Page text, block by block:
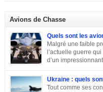
Avions de Chasse
Quels sont les
Malgré une faible
l’actuelle guerre
d’un
Chasseurs,
ensemble les principaux moyens
Ukraine : quels
Tout comme ses